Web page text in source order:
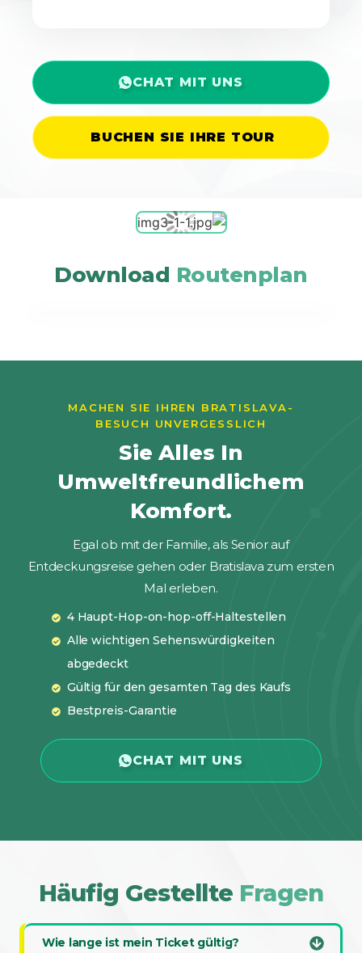
CHAT MIT UNS
BUCHEN SIE IHRE TOUR
Download Routenplan
MACHEN SIE IHREN BRATISLAVA-
BESUCH UNVERGESSLICH
Sie Alles In
Umweltfreundlichem
Komfort.
Egal ob mit der Familie, als Senior auf
Entdeckungsreise gehen oder Bratislava zum ersten
Mal erleben.
4 Haupt-Hop-on-hop-off-Haltestellen
Alle wichtigen Sehenswürdigkeiten
abgedeckt
Gültig für den gesamten Tag des Kaufs
Bestpreis-Garantie
CHAT MIT UNS
Häufig Gestellte Fragen
Wie lange ist mein Ticket gültig?